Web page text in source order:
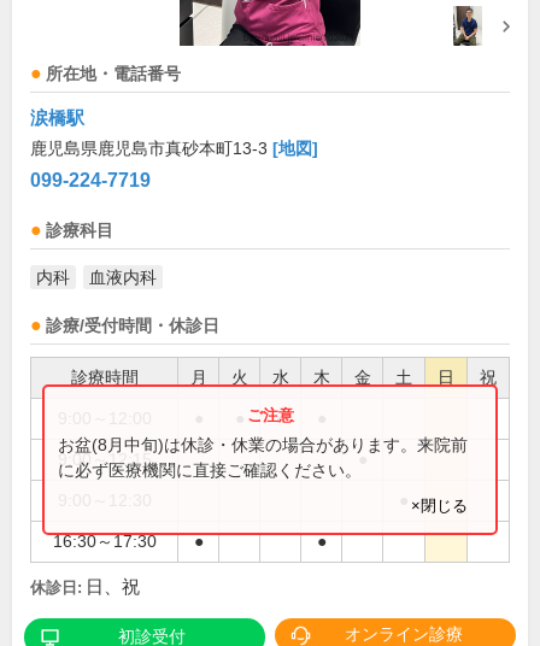
所在地・電話番号
涙橋駅
鹿児島県鹿児島市真砂本町13-3 [地図]
099-224-7719
診療科目
内科 血液内科
診療/受付時間・休診日
診療時間 月 火 水 木 金 土 日 祝
●
9:00～12:15 ●
16:30～17:30 ● ●
お盆(8月中旬)は休診・休業の場合があります。来院前
に必ず医療機関に直接ご確認ください。
×閉じる
休診日: 日、祝
初診受付 オンライン診療